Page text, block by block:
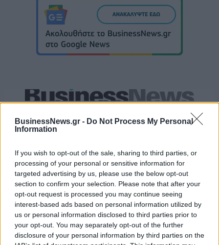
BusinessNews.gr - Do Not Process My Personal
Information
If you wish to opt-out of the sale, sharing to third parties, or
processing of your personal or sensitive information for
targeted advertising by us, please use the below opt-out
section to confirm your selection. Please note that after your
opt-out request is processed you may continue seeing
interest-based ads based on personal information utilized by
us or personal information disclosed to third parties prior to
your opt-out. You may separately opt-out of the further
disclosure of your personal information by third parties on the
Ευρωμπάσκετ U16 (live stream)
Εθνική Κορασίδων: Απέναντι
στη Δανία για το 2/2 στο
Ευρωμπάσκετ (live stream)
Fourlis: Συμφωνία για την
πώληση συμμετοχής στο Sofia
South Ring Mall έναντι 49,35
εκατ. ευρώ
Β.Σ. Καρούλιας: Τζίρος 98,7 εκατ. ευρώ και αύξηση κερδών 57% - Τα
νέα στοιχήματα σε low & non alcohol